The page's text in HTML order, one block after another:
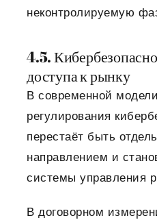
неконтролируемую
4.5.
доступа к рынку
В современной
регулирования
перестаёт быть
направлением и
системы управления
В договорном